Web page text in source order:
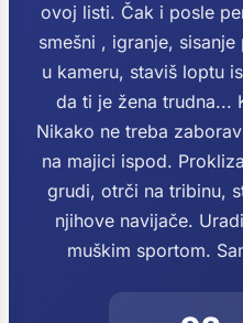
ovoj listi. Čak i posle
smešni , igranje,
u kameru, staviš loptu
da ti je žena trudna...
Nikako ne treba
na majici ispod.
grudi, otrči na tribinu,
njihove navijače.
muškim sportom.